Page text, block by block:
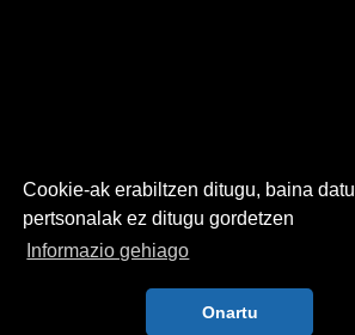
Cookie-ak erabiltzen ditugu, baina datu
pertsonalak ez ditugu gordetzen
Informazio gehiago
Onartu